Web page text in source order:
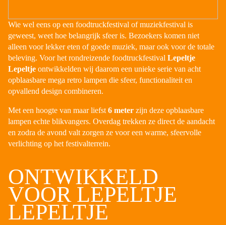
Wie wel eens op een foodtruckfestival of muziekfestival is
geweest, weet hoe belangrijk sfeer is. Bezoekers komen niet
alleen voor lekker eten of goede muziek, maar ook voor de totale
beleving. Voor het rondreizende foodtruckfestival Lepeltje
Lepeltje ontwikkelden wij daarom een unieke serie van acht
opblaasbare mega retro lampen die sfeer, functionaliteit en
opvallend design combineren.
Met een hoogte van maar liefst 6 meter zijn deze opblaasbare
lampen echte blikvangers. Overdag trekken ze direct de aandacht
en zodra de avond valt zorgen ze voor een warme, sfeervolle
verlichting op het festivalterrein.
ONTWIKKELD
VOOR LEPELTJE
LEPELTJE